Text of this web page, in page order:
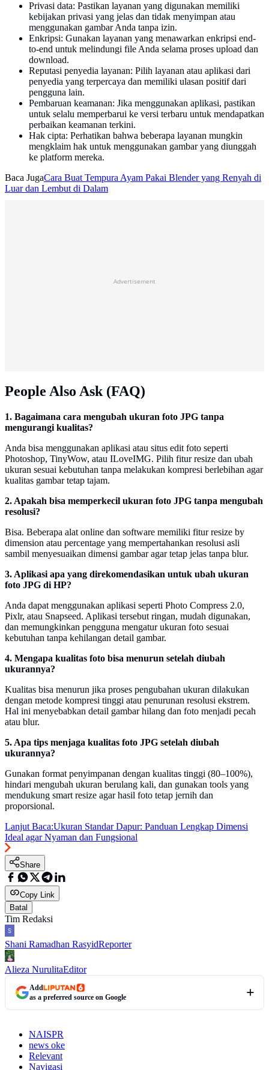
Privasi data: Pastikan layanan yang digunakan memiliki
kebijakan privasi yang jelas dan tidak menyimpan atau
menggunakan gambar Anda tanpa izin.
Enkripsi: Gunakan layanan yang menawarkan enkripsi end-
to-end untuk melindungi file Anda selama proses upload dan
download.
Reputasi penyedia layanan: Pilih layanan atau aplikasi dari
penyedia yang terpercaya dan memiliki ulasan positif dari
pengguna lain.
Pembaruan keamanan: Jika menggunakan aplikasi, pastikan
untuk selalu memperbarui ke versi terbaru untuk mendapatkan
perbaikan keamanan terkini.
Hak cipta: Perhatikan bahwa beberapa layanan mungkin
mengklaim hak untuk menggunakan gambar yang diunggah
ke platform mereka.
Baca JugaCara Buat Tempura Ayam Pakai Blender yang Renyah di
Luar dan Lembut di Dalam
Advertisement
People Also Ask (FAQ)
1. Bagaimana cara mengubah ukuran foto JPG tanpa
mengurangi kualitas?
Anda bisa menggunakan aplikasi atau situs edit foto seperti
Photoshop, TinyWow, atau ILoveIMG. Pilih fitur resize dan ubah
ukuran sesuai kebutuhan tanpa melakukan kompresi berlebihan agar
kualitas gambar tetap tajam.
2. Apakah bisa memperkecil ukuran foto JPG tanpa mengubah
resolusi?
Bisa. Beberapa alat online dan software memiliki fitur resize by
dimension atau percentage yang mempertahankan resolusi asli
sambil menyesuaikan dimensi gambar agar tetap jelas tanpa blur.
3. Aplikasi apa yang direkomendasikan untuk ubah ukuran
foto JPG di HP?
Anda dapat menggunakan aplikasi seperti Photo Compress 2.0,
Pixlr, atau Snapseed. Aplikasi tersebut ringan, mudah digunakan,
dan memungkinkan pengguna mengatur ukuran foto sesuai
kebutuhan tanpa kehilangan detail gambar.
4. Mengapa kualitas foto bisa menurun setelah diubah
ukurannya?
Kualitas bisa menurun jika proses pengubahan ukuran dilakukan
dengan metode kompresi tinggi atau penurunan resolusi ekstrem.
Hal ini menyebabkan detail gambar hilang dan foto menjadi pecah
atau blur.
5. Apa tips menjaga kualitas foto JPG setelah diubah
ukurannya?
Gunakan format penyimpanan dengan kualitas tinggi (80–100%),
hindari mengubah ukuran berulang kali, dan gunakan tools yang
mendukung smart resize agar hasil foto tetap jernih dan
proporsional.
Lanjut Baca:Ukuran Standar Dapur: Panduan Lengkap Dimensi
Ideal agar Nyaman dan Fungsional
Share
Copy Link
Batal
Tim Redaksi
Shani Ramadhan RasyidReporter
Alieza NurulitaEditor
Add
as a preferred source on Google
NAISPR
news oke
Relevant
Navigasi